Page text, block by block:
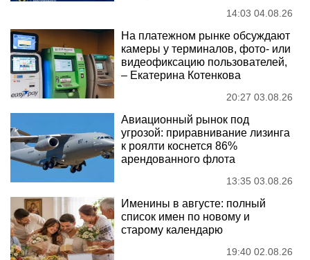
14:03 04.08.26
На платежном рынке обсуждают
камеры у терминалов, фото- или
видеофиксацию пользователей,
– Екатерина Котенкова
20:27 03.08.26
Авиационный рынок под
угрозой: приравнивание лизинга
к роялти коснется 86%
арендованного флота
13:35 03.08.26
Именины в августе: полный
список имен по новому и
старому календарю
19:40 02.08.26